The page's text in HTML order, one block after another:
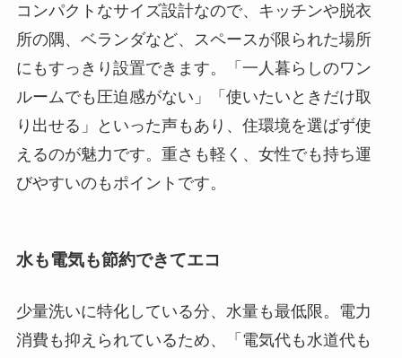
コンパクトなサイズ設計なので、キッチンや脱衣
所の隅、ベランダなど、スペースが限られた場所
にもすっきり設置できます。「一人暮らしのワン
ルームでも圧迫感がない」「使いたいときだけ取
り出せる」といった声もあり、住環境を選ばず使
えるのが魅力です。重さも軽く、女性でも持ち運
びやすいのもポイントです。
水も電気も節約できてエコ
少量洗いに特化している分、水量も最低限。電力
消費も抑えられているため、「電気代も水道代も